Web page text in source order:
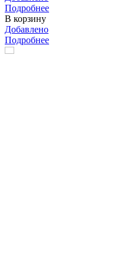
Подробнее
В корзину
Добавлено
Подробнее